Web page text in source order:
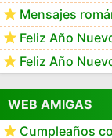
Mensajes
Feliz Año
Feliz Año
WEB AMIGAS
Cumpleaños